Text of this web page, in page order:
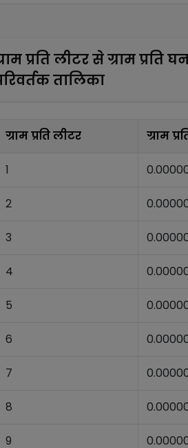
प्रति लीटरसेग्राम प्रति
तालिका
ग्राम प्रति लीटर ग्राम
1
2
3
4
5
6
7
8
9